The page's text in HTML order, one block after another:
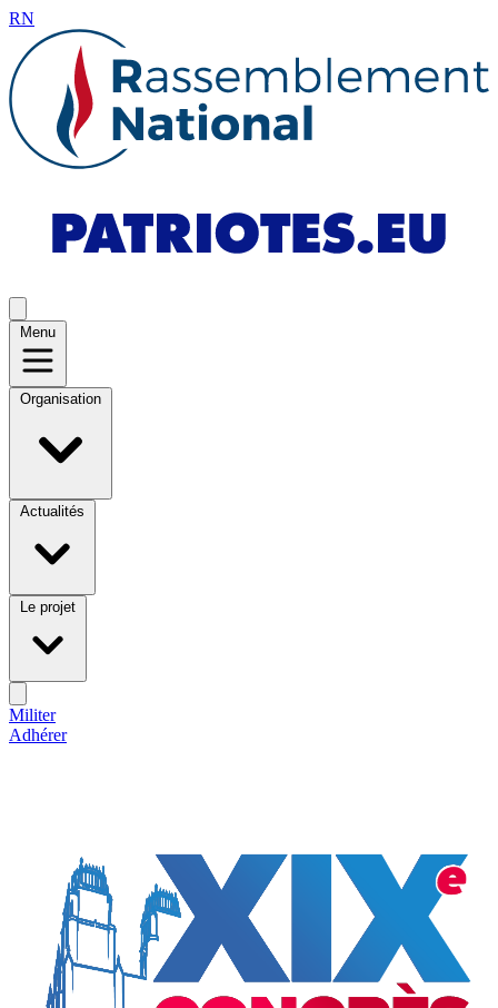
RN
Menu
Organisation
Actualités
Le projet
Militer
Adhérer